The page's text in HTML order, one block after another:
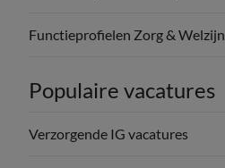
Functieprofielen Zorg & Welzijn
Populaire vacatures
Verzorgende IG vacatures